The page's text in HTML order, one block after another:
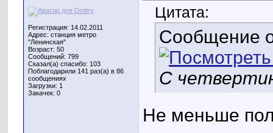
Регистрация: 14.02.2011
Адрес: станция метро
"Ленинская"
Возраст: 50
Сообщений: 799
Сказал(а) спасибо: 103
Поблагодарили 141 раз(а) в 86
сообщениях
Загрузки: 1
Закачек: 0
Цитата:
Сообщение
С
Не меньше